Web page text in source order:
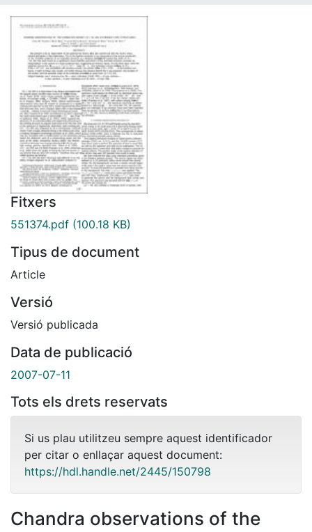
Contacte
Fitxers
551374.pdf (100.18 KB)
Tipus de document
Article
Versió
Versió publicada
Data de publicació
2007-07-11
Tots els drets reservats
Si us plau utilitzeu sempre aquest identificador
per citar o enllaçar aquest document:
https://hdl.handle.net/2445/150798
Chandra observations of the